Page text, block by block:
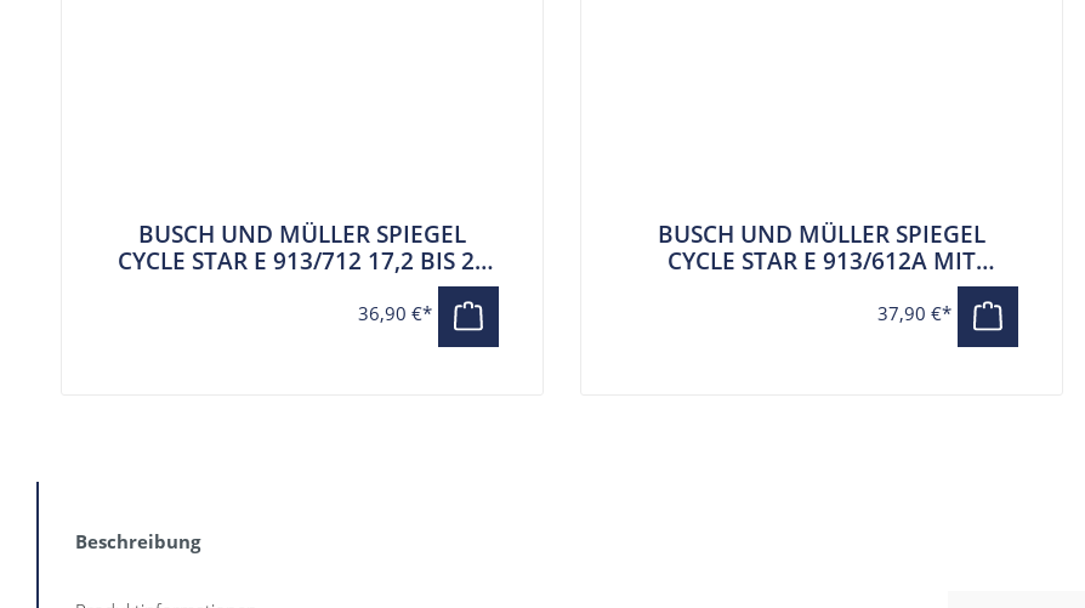
Beschreibung
BUSCH UND MÜLLER SPIEGEL
CYCLE STAR E 913/712 17,2 BIS 22
36,90 €*
BUSCH UND MÜLLER SPIEGEL
CYCLE STAR E 913/612A MIT
37,90 €*